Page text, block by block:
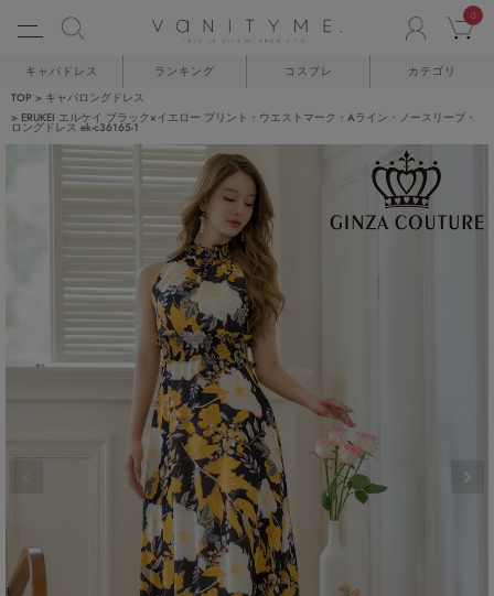
0
キャバドレス ランキング コスプレ カテゴリ
TOP
キャバロングドレス
ERUKEI エルケイ ブラック×イエロー プリント・ウエストマーク・Aライン・ノースリーブ・
ロングドレス ek-c36165-1